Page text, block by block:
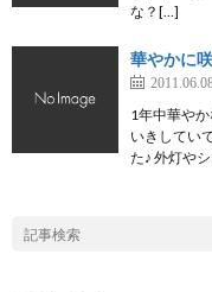
な？[…]
華やかに
1年中華や
いきしてい
た♪ 外灯や